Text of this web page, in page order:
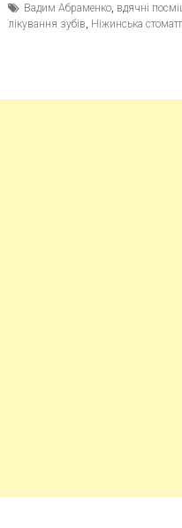
Вадим Абраменко, вдячні
лікування зубів Ніжинська